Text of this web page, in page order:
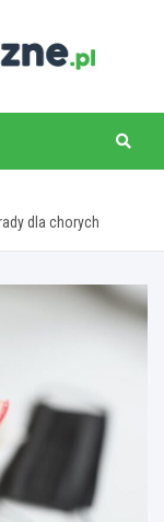
dla chorych